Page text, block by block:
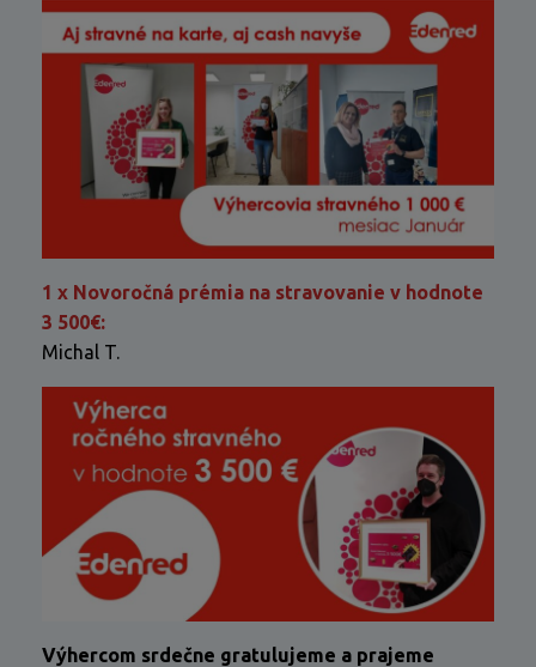
1 x Novoročná prémia na stravovanie v hodnote
3 500€:
Michal T.
Výhercom srdečne gratulujeme a prajeme